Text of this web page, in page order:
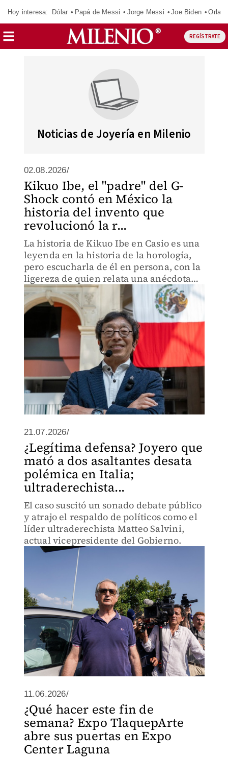
Hoy interesa: Dólar Papá de Messi Jorge Messi Joe Biden
REGÍSTRATE
Noticias de Joyería en Milenio
02.08.2026/
Kikuo Ibe, el "padre" del G-
Shock contó en México la
historia del invento que
revolucionó la r...
La historia de Kikuo Ibe en Casio es una
leyenda en la historia de la horología,
pero escucharla de él en persona, con la
ligereza de quien relata una anécdota
casual, adquiere otra dimensión
21.07.2026/
¿Legítima defensa? Joyero que
mató a dos asaltantes desata
polémica en Italia;
ultraderechista...
El caso suscitó un sonado debate público
y atrajo el respaldo de políticos como el
líder ultraderechista Matteo Salvini,
actual vicepresidente del Gobierno.
11.06.2026/
¿Qué hacer este fin de
semana? Expo TlaquepArte
abre sus puertas en Expo
Center Laguna